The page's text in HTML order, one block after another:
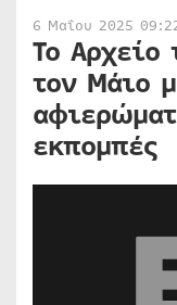
6 Μαΐου 2025
Το Αρχείο
τον Μάιο
εκπομπές